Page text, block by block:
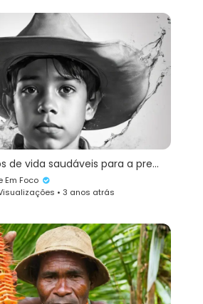
Estilos de vida saudáveis para a prevenção de problemas na próstata:
Em Foco
• 3 anos atrás